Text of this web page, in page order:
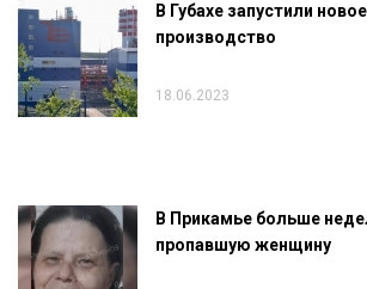
В Губахе запустили
производство
18.06.2023
В Прикамье больше
пропавшую женщину